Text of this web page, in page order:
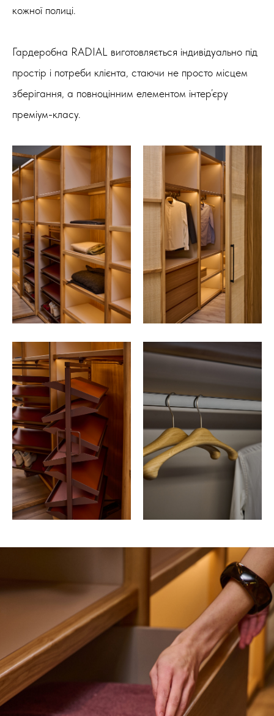
кожної полиці.
Гардеробна RADIAL виготовляється індивідуально під
простір і потреби клієнта, стаючи не просто місцем
зберігання, а повноцінним елементом інтер’єру
преміум-класу.